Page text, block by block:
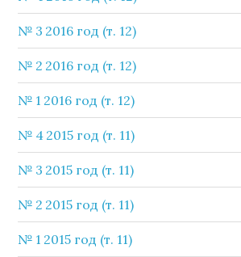
№ 3 2016 год (т. 12)
№ 2 2016 год (т. 12)
№ 1 2016 год (т. 12)
№ 4 2015 год (т. 11)
№ 3 2015 год (т. 11)
№ 2 2015 год (т. 11)
№ 1 2015 год (т. 11)